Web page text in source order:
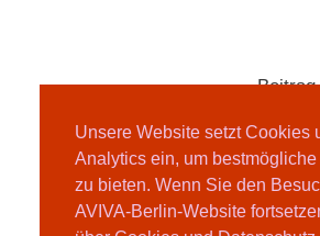
Unsere Website setzt Cookies
Analytics ein, um
zu bieten. Wenn Sie den
AVIVA-Berlin-Website
Beitrag